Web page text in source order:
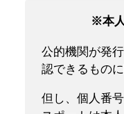
※本
公的機関が発
認できるものに
但し、個人番